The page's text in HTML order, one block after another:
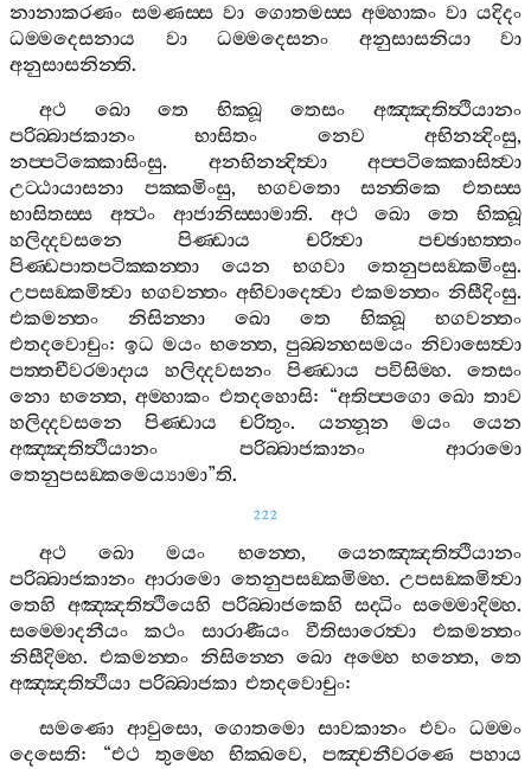
නානාකරණං සමණස‍්ස වා ගොතමස‍්ස අම‍්හාකං වා යදිදං
ධම‍්මදෙසනාය
වා ධම‍්මදෙසනං අනුසාසනියා
වා
අනුසාසනින‍්ති.
අථ
ඛො තෙ භික‍්ඛූ තෙසං
අඤ‍්ඤතිත්‍ථියානං
පරිබ‍්බාජකානං
භාසිතං නෙව අභිනන්‍දිංසු,
නප‍්පටික‍්කොසිංසු. අනභිනන්‍දිත්‍වා
අප‍්පටික‍්කොසිත්‍වා
උට‍්ඨායාසනා
පක‍්කමිංසු, භගවතො සන‍්තිකෙ
එතස‍්ස
භාසිතස‍්ස
අත්‍ථං ආජානිස‍්සාමාති. අථ ඛො තෙ
භික‍්ඛූ
හලිද‍්දවසනෙ
පිණ‍්ඩාය චරිත්‍වා
පච‍්ඡාභත‍්තං
පිණ‍්ඩපාතපටික‍්කන‍්තා
යෙන භගවා තෙනුපසඞ‍්කමිංසු.
උපසඞ‍්කමිත්‍වා භගවන‍්තං අභිවාදෙත්‍වා එකමන‍්තං නිසීදිංසු.
එකමන‍්තං
නිසින‍්නා ඛො තෙ භික‍්ඛූ
භගවන‍්තං
එතදවොචුං: ඉධ මයං භන‍්තෙ, පුබ‍්බන‍්හසමයං නිවාසෙත්‍වා
පත‍්තචීවරමාදාය
හලිද‍්දවසනං පිණ‍්ඩාය පවිසිම‍්හ. තෙසං
නො භන‍්තෙ,අම‍්හාකං එතදහොසි: “අතිප‍්පගො ඛො තාව
හලිද‍්දවසනෙ
පිණ‍්ඩාය චරිතුං. යන‍්නූන මයං
යෙන
අඤ‍්ඤතිත්‍ථියානං
පරිබ‍්බාජකානං
ආරාමො
තෙනුපසඞ‍්කමෙය්‍යාමා”ති.
222
අථ ඛො මයං භන‍්තෙ, යෙනඤ‍්ඤතිත්‍ථියානං
පරිබ‍්බාජකානං ආරාමො තෙනුපසඞ‍්කමිම‍්හ.උපසඞ‍්කමිත්‍වා
තෙහි අඤ‍්ඤතිත්‍ථියෙහි පරිබ‍්බාජකෙහි සද‍්ධිං සම‍්මොදිම‍්හ.
සම‍්මොදනීයං
කථං සාරාණීයං වීතිසාරෙත්‍වා
එකමන‍්තං
නිසීදිම‍්හ. එකමන‍්තං නිසින‍්නෙ ඛො අම‍්හෙ භන‍්තෙ, තෙ
අඤ‍්ඤතිත්‍ථියා පරිබ‍්බාජකා එතදවොචුං:
සමණො ආවුසො,ගොතමො සාවකානං එවං ධම‍්මං
දෙසෙති: “එථ තුම‍්හෙ භික‍්ඛවෙ,පඤ‍්චනීවරණෙ
පහාය